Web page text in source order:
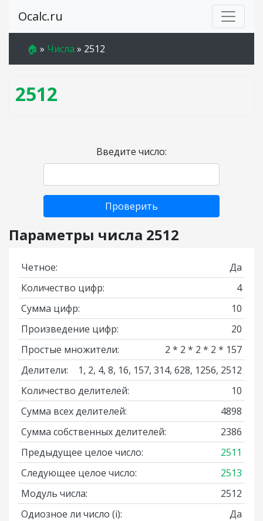
Ocalc.ru
🏠 » Числа » 2512
2512
Введите число:
Проверить
Параметры числа 2512
Четное:
Да
Количество цифр:
4
Сумма цифр:
10
Произведение цифр:
20
Простые множители:
2 * 2 * 2 * 2 * 157
Делители:
1, 2, 4, 8, 16, 157, 314, 628, 1256, 2512
Количество делителей:
10
Сумма всех делителей:
4898
Сумма собственных делителей:
2386
Предыдущее целое число:
2511
Следующее целое число:
2513
Модуль числа:
2512
Одиозное ли число (i):
Да